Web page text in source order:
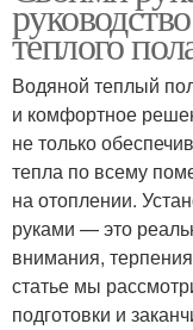
теплого
Водяной теплый
и комфортное
не только
тепла по всему
на отоплении.
руками — это
внимания,
статье мы
подготовки и